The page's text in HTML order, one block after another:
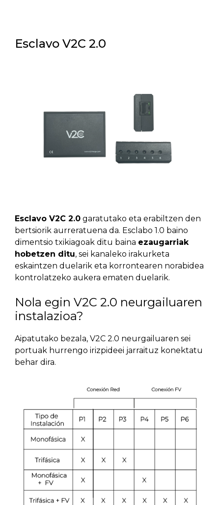
Esclavo V2C 2.0
Esclavo V2C 2.0 garatutako eta erabiltzen den
bertsiorik aurreratuena da. Esclabo 1.0 baino
dimentsio txikiagoak ditu baina ezaugarriak
hobetzen ditu, sei kanaleko irakurketa
eskaintzen duelarik eta korrontearen norabidea
kontrolatzeko aukera ematen duelarik.
Nola egin V2C 2.0 neurgailuaren
instalazioa?
Aipatutako bezala, V2C 2.0 neurgailuaren sei
portuak hurrengo irizpideei jarraituz konektatu
behar dira.